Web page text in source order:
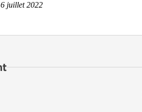
juillet 2022